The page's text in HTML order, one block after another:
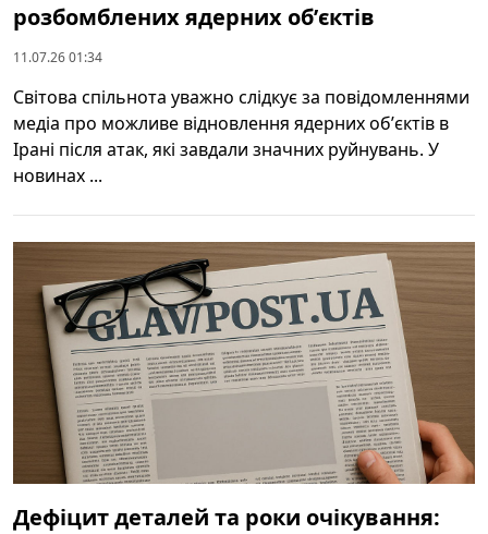
розбомблених ядерних обʼєктів
11.07.26 01:34
Світова спільнота уважно слідкує за повідомленнями
медіа про можливе відновлення ядерних обʼєктів в
Ірані після атак, які завдали значних руйнувань. У
новинах ...
Дефіцит деталей та роки очікування: